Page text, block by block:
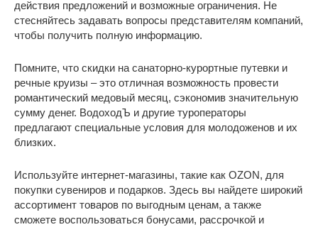
действия предложений и возможные ограничения. Не
стесняйтесь задавать вопросы представителям компаний,
чтобы получить полную информацию.
Помните, что скидки на санаторно-курортные путевки и
речные круизы – это отличная возможность провести
романтический медовый месяц, сэкономив значительную
сумму денег. ВодоходЪ и другие туроператоры
предлагают специальные условия для молодоженов и их
близких.
Используйте интернет-магазины, такие как OZON, для
покупки сувениров и подарков. Здесь вы найдете широкий
ассортимент товаров по выгодным ценам, а также
сможете воспользоваться бонусами, рассрочкой и